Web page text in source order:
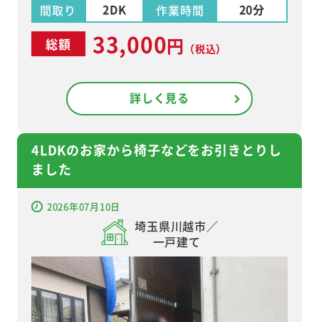
間取り 2DK 作業時間 20分
総額 33,000円 （税込）
詳しく見る
4LDKのお家から椅子などをお引きとりし
ました
2026年07月10日
埼玉県川越市／
一戸建て